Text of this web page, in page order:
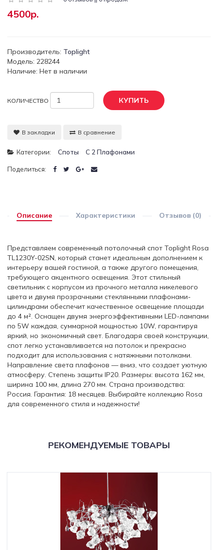
4500р.
Производитель: Toplight
Модель: 228244
Наличие: Нет в наличии
КОЛИЧЕСТВО КУПИТЬ
В закладки В сравнение
Категории: Споты С 2 Плафонами
Поделиться:
Описание Характеристики Отзывов (0)
Представляем современный потолочный спот Toplight Rosa
TL1230Y-02SN, который станет идеальным дополнением к
интерьеру вашей гостиной, а также другого помещения,
требующего акцентного освещения. Этот стильный
светильник с корпусом из прочного металла никелевого
цвета и двумя прозрачными стеклянными плафонами-
цилиндрами обеспечит качественное освещение площади
до 4 м². Оснащен двумя энергоэффективными LED-лампами
по 5W каждая, суммарной мощностью 10W, гарантируя
яркий, но экономичный свет. Благодаря своей конструкции,
спот легко устанавливается на потолок и прекрасно
подходит для использования с натяжными потолками.
Направление света плафонов — вниз, что создает уютную
атмосферу. Степень защиты IP20. Размеры: высота 162 мм,
ширина 100 мм, длина 270 мм. Страна производства:
Россия. Гарантия: 18 месяцев. Выбирайте коллекцию Rosa
для современного стиля и надежности!
РЕКОМЕНДУЕМЫЕ ТОВАРЫ